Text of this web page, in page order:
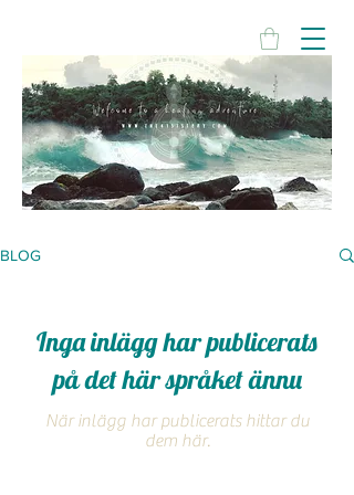
BLOG
Inga inlägg har publicerats
på det här språket ännu
När inlägg har publicerats hittar du
dem här.